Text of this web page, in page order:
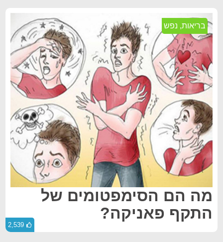
בריאות, נפש
מה הם הסימפטומים של
התקף פאניקה?
2,539